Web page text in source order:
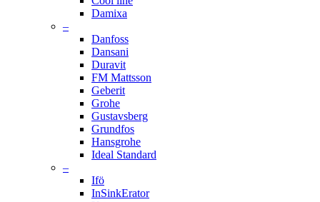
Damixa
–
Danfoss
Dansani
Duravit
FM Mattsson
Geberit
Grohe
Gustavsberg
Grundfos
Hansgrohe
Ideal Standard
–
Ifö
InSinkErator